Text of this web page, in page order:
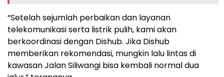
“Setelah sejumlah perbaikan dan layanan
telekomunikasi serta listrik pulih, kami akan
berkoordinasi dengan Dishub. Jika Dishub
memberikan rekomendasi, mungkin lalu lintas di
kawasan Jalan Siliwangi bisa kembali normal dua